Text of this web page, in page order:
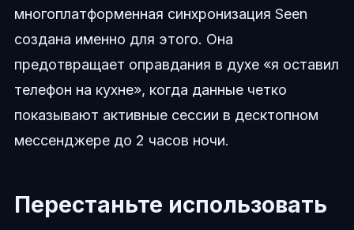
многоплатформенная синхронизация Seen
создана именно для этого. Она
предотвращает оправдания в духе «я оставил
телефон на кухне», когда данные четко
показывают активные сессии в десктопном
мессенджере до 2 часов ночи.
Перестаньте использовать